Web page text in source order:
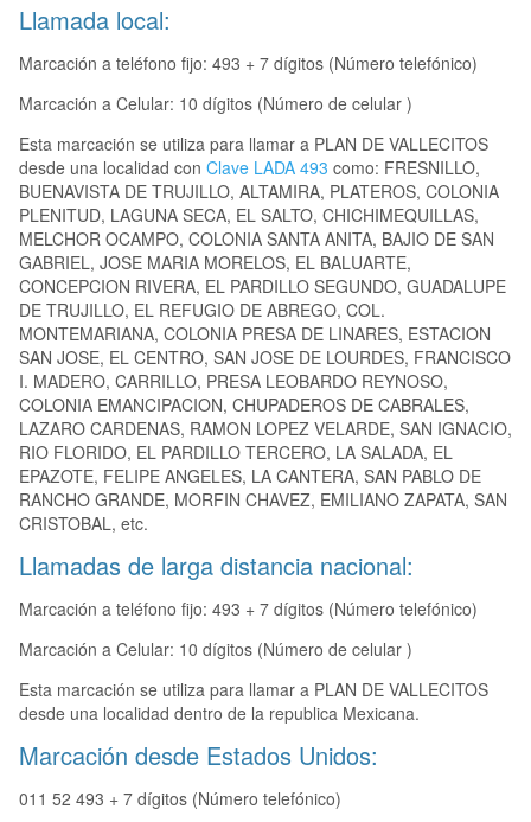
Llamada local:
Marcación a teléfono fijo: 493 + 7 dígitos (Número telefónico)
Marcación a Celular: 10 dígitos (Número de celular )
Esta marcación se utiliza para llamar a PLAN DE VALLECITOS
desde una localidad con Clave LADA 493 como: FRESNILLO,
BUENAVISTA DE TRUJILLO, ALTAMIRA, PLATEROS, COLONIA
PLENITUD, LAGUNA SECA, EL SALTO, CHICHIMEQUILLAS,
MELCHOR OCAMPO, COLONIA SANTA ANITA, BAJIO DE SAN
GABRIEL, JOSE MARIA MORELOS, EL BALUARTE,
CONCEPCION RIVERA, EL PARDILLO SEGUNDO, GUADALUPE
DE TRUJILLO, EL REFUGIO DE ABREGO, COL.
MONTEMARIANA, COLONIA PRESA DE LINARES, ESTACION
SAN JOSE, EL CENTRO, SAN JOSE DE LOURDES, FRANCISCO
I. MADERO, CARRILLO, PRESA LEOBARDO REYNOSO,
COLONIA EMANCIPACION, CHUPADEROS DE CABRALES,
LAZARO CARDENAS, RAMON LOPEZ VELARDE, SAN IGNACIO,
RIO FLORIDO, EL PARDILLO TERCERO, LA SALADA, EL
EPAZOTE, FELIPE ANGELES, LA CANTERA, SAN PABLO DE
RANCHO GRANDE, MORFIN CHAVEZ, EMILIANO ZAPATA, SAN
CRISTOBAL, etc.
Llamadas de larga distancia nacional:
Marcación a teléfono fijo: 493 + 7 dígitos (Número telefónico)
Marcación a Celular: 10 dígitos (Número de celular )
Esta marcación se utiliza para llamar a PLAN DE VALLECITOS
desde una localidad dentro de la republica Mexicana.
Marcación desde Estados Unidos:
011 52 493 + 7 dígitos (Número telefónico)